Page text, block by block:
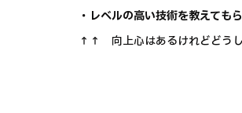
・レベルの高い技術を教えても
↑↑ 向上心はあるけれどどうし